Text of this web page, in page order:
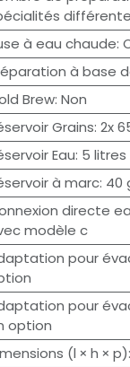
à eau chaude:
à base
Brew: Non
Grains: 2x
Eau: 5 litres
à marc: 40
directe
modèle c
pour
pour
option
(l × h × p):